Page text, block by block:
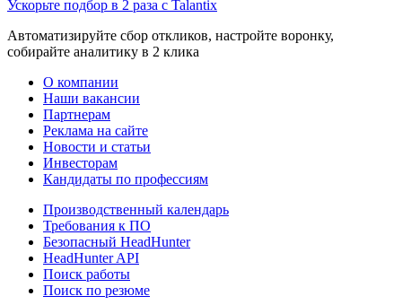
Ускорьте подбор в 2 раза с Talantix
Автоматизируйте сбор откликов, настройте воронку,
собирайте аналитику в 2 клика
О компании
Наши вакансии
Партнерам
Реклама на сайте
Новости и статьи
Инвесторам
Кандидаты по профессиям
Производственный календарь
Требования к ПО
Безопасный HeadHunter
HeadHunter API
Поиск работы
Поиск по резюме